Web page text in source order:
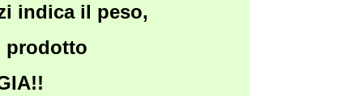
indica il peso,
prodotto